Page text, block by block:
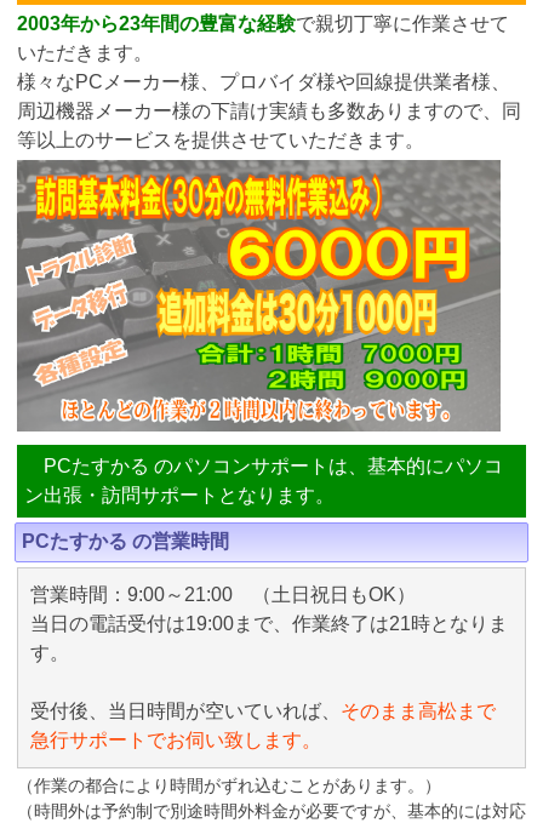
2003年から23年間の豊富な経験で親切丁寧に作業させて
いただきます。
様々なPCメーカー様、プロバイダ様や回線提供業者様、
周辺機器メーカー様の下請け実績も多数ありますので、同
等以上のサービスを提供させていただきます。
PCたすかる のパソコンサポートは、基本的にパソコ
ン出張・訪問サポートとなります。
PCたすかる の営業時間
営業時間：9:00～21:00 （土日祝日もOK）
当日の電話受付は19:00まで、作業終了は21時となりま
す。
受付後、当日時間が空いていれば、 そのまま高松まで
急行サポートでお伺い致します。
（作業の都合により時間がずれ込むことがあります。）
（時間外は予約制で別途時間外料金が必要ですが、基本的には対応